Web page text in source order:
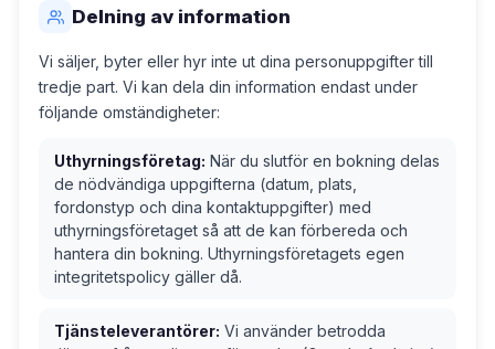
Delning av information
Vi säljer, byter eller hyr inte ut dina personuppgifter till
tredje part. Vi kan dela din information endast under
följande omständigheter:
Uthyrningsföretag: När du slutför en bokning delas
de nödvändiga uppgifterna (datum, plats,
fordonstyp och dina kontaktuppgifter) med
uthyrningsföretaget så att de kan förbereda och
hantera din bokning. Uthyrningsföretagets egen
integritetspolicy gäller då.
Tjänsteleverantörer: Vi använder betrodda